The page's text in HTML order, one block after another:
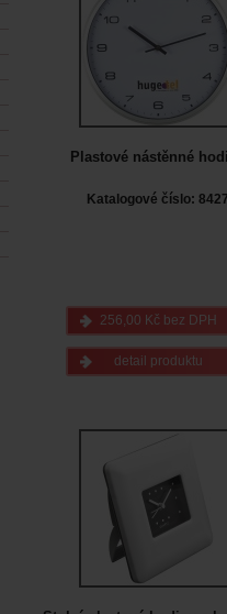
Plastové nástěnné
Katalogové číslo:
256,00 Kč bez DPH
detail produktu